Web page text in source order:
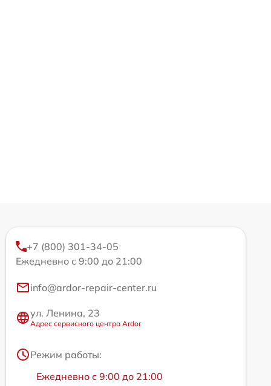
+7 (800) 301-34-05
Ежедневно с 9:00 до 21:00
info@ardor-repair-center.ru
ул. Ленина, 23
Адрес сервисного центра Ardor
Режим работы:
Ежедневно с 9:00 до 21:00